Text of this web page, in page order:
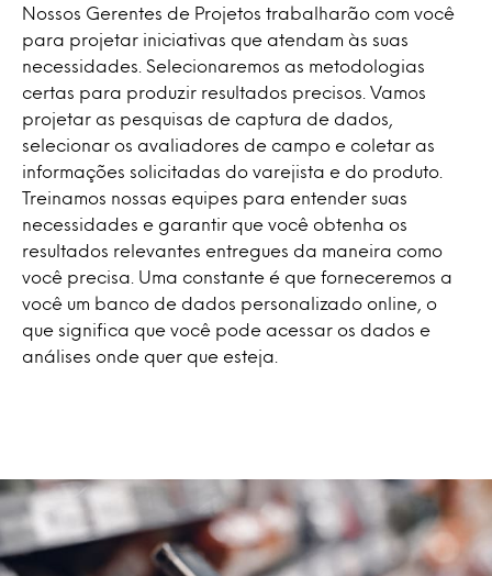
Nossos Gerentes de Projetos trabalharão com você
para projetar iniciativas que atendam às suas
necessidades. Selecionaremos as metodologias
certas para produzir resultados precisos. Vamos
projetar as pesquisas de captura de dados,
selecionar os avaliadores de campo e coletar as
informações solicitadas do varejista e do produto.
Treinamos nossas equipes para entender suas
necessidades e garantir que você obtenha os
resultados relevantes entregues da maneira como
você precisa. Uma constante é que forneceremos a
você um banco de dados personalizado online, o
que significa que você pode acessar os dados e
análises onde quer que esteja.